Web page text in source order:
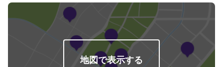
を受けた認証工場となっておりますのでキズやヘコミから、自走不能な事故
車・車検・点検・ドレスアップ・保険までお車の事であればなんでも当社に
おまかせ下さい。各保険会社の指定工場にもなっておりますので保険修理も
地図で表示する